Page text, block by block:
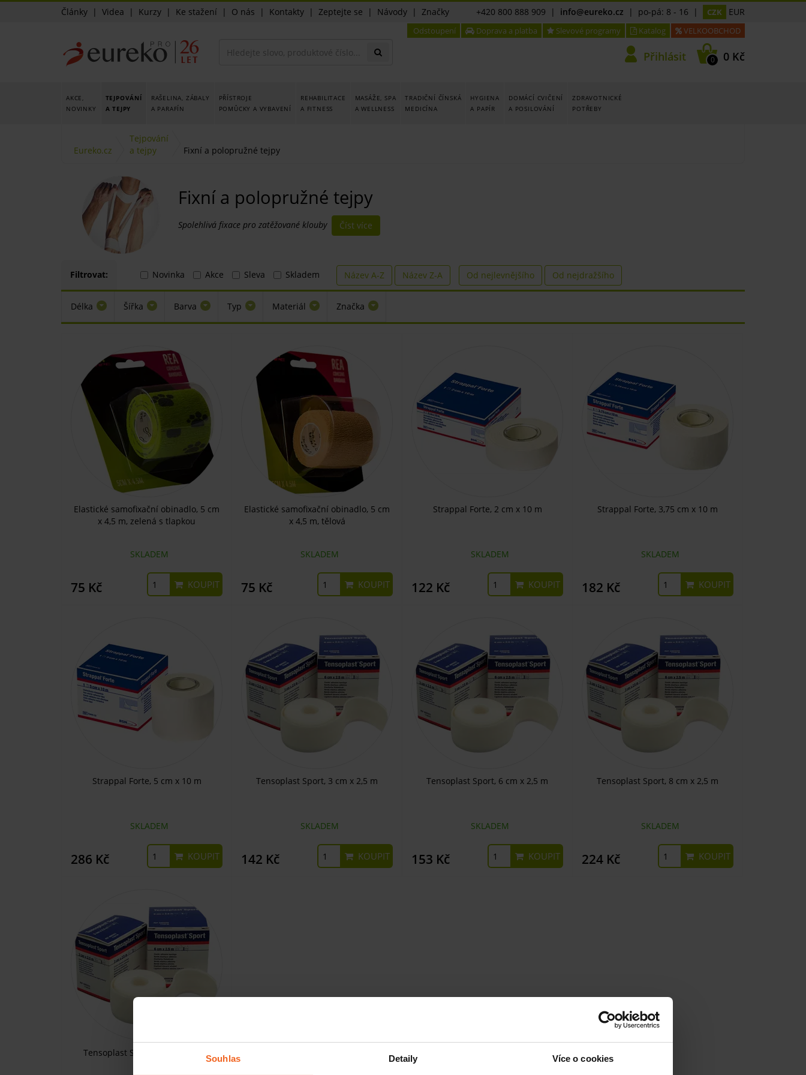
Souhlas Detaily Více o cookies
Články | Videa | Kurzy | Ke stažení | O nás | Kontakty | Zeptejte se | Návody | Značky +420 800 888 909 | info@eureko.cz | po-pá: 8 - 16 | CZK EUR
Odstoupení Doprava a platba Slevové programy Katalog VELKOOBCHOD
Přihlásit 0 0 Kč
AKCE,
NOVINKY
TEJPOVÁNÍ
A TEJPY
RAŠELINA, ZÁBALY
A PARAFÍN
PŘÍSTROJE
POMŮCKY A VYBAVENÍ
REHABILITACE
A FITNESS
MASÁŽE, SPA
A WELLNESS
TRADIČNÍ ČÍNSKÁ
MEDICÍNA
HYGIENA
A PAPÍR
DOMÁCÍ CVIČENÍ
A POSILOVÁNÍ
ZDRAVOTNICKÉ
POTŘEBY
Eureko.cz
Tejpování
a tejpy
Fixní a polopružné tejpy
Fixní a polopružné tejpy
Spolehlivá fixace pro zatěžované klouby Číst více
Filtrovat: Novinka Akce Sleva Skladem Název A-Z Název Z-A Od nejlevnějšího Od nejdražšího
Délka Šířka Barva Typ Materiál Značka
Elastické samofixační obinadlo, 5 cm
x 4,5 m, zelená s tlapkou
SKLADEM
75 Kč KOUPIT
Elastické samofixační obinadlo, 5 cm
x 4,5 m, tělová
SKLADEM
75 Kč KOUPIT
Strappal Forte, 2 cm x 10 m
SKLADEM
122 Kč KOUPIT
Strappal Forte, 3,75 cm x 10 m
SKLADEM
182 Kč KOUPIT
Strappal Forte, 5 cm x 10 m
SKLADEM
286 Kč KOUPIT
Tensoplast Sport, 3 cm x 2,5 m
SKLADEM
142 Kč KOUPIT
Tensoplast Sport, 6 cm x 2,5 m
SKLADEM
153 Kč KOUPIT
Tensoplast Sport, 8 cm x 2,5 m
SKLADEM
224 Kč KOUPIT
Tensoplast Sport, 10 cm x 2,5 m